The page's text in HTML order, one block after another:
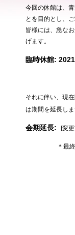
今回の休館は、
とを目的とし、
皆様には、急な
げます。
臨時休館:
それに伴い、現
は期間を延長し
会期延長: [変
＊最